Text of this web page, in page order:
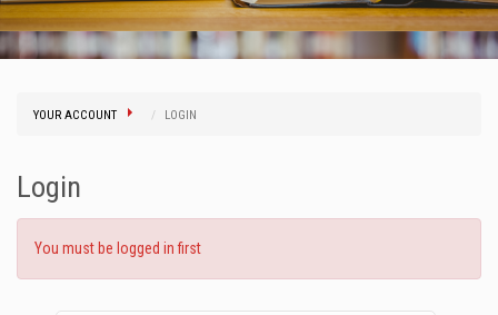
YOUR ACCOUNT LOGIN
Login
You must be logged in first